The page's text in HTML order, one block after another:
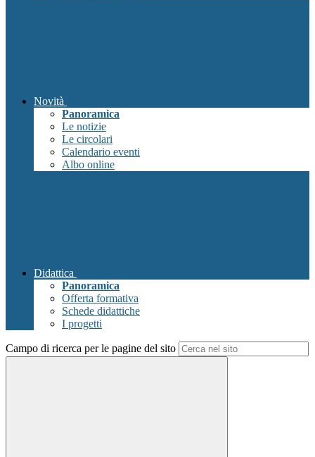
Novità
Panoramica
Le notizie
Le circolari
Calendario eventi
Albo online
Didattica
Panoramica
Offerta formativa
Schede didattiche
I progetti
Campo di ricerca per le pagine del sito